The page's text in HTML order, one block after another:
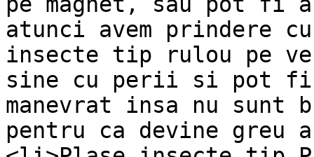
atunci avem prindere
insecte tip rulou pe
sine cu perii si pot fi
manevrat insa nu sunt
pentru ca devine